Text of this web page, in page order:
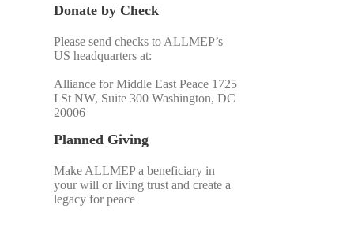
Donate by Check
Please send checks to ALLMEP’s
US headquarters at:
Alliance for Middle East Peace 1725
I St NW, Suite 300 Washington, DC
20006
Planned Giving
Make ALLMEP a beneficiary in
your will or living trust and create a
legacy for peace